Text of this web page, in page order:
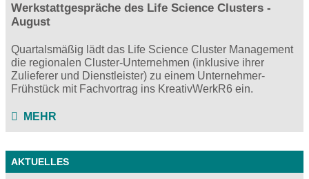
Werkstattgespräche des Life Science Clusters -
August
Quartalsmäßig lädt das Life Science Cluster Management
die regionalen Cluster-Unternehmen (inklusive ihrer
Zulieferer und Dienstleister) zu einem Unternehmer-
Frühstück mit Fachvortrag ins KreativWerkR6 ein.
MEHR
AKTUELLES